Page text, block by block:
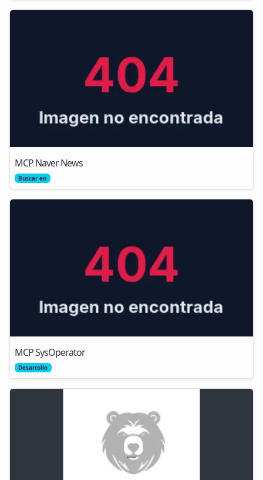
MCP Naver News
Buscar en
MCP SysOperator
Desarrollo